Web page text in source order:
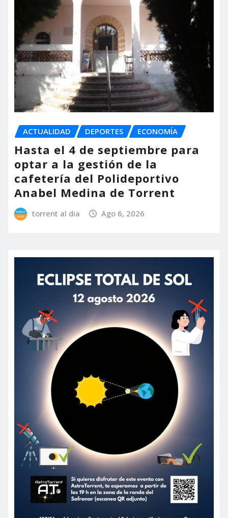
ACTUALIDAD DEPORTES ECONOMÍA
Hasta el 4 de septiembre para
optar a la gestión de la
cafetería del Polideportivo
Anabel Medina de Torrent
torrent al dia Ago 6, 2026